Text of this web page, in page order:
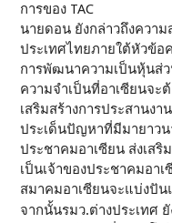
การของ TAC
นายดอน ยังกล่าวถึงควา
ประเทศไทยภายใต้หัวข้อ
การพัฒนาความเป็นหุ้นส่ว
ความจำเป็นที่อาเซียนจ
เสริมสร้างการประสานงา
ประเด็นปัญหาที่มีมายาวน
ประชาคมอาเซียน ส่งเสริ
เป็นเจ้าของประชาคมอา
สมาคมอาเซียนจะแบ่งปัน
จากนั้นรมว.ต่างประเทศ